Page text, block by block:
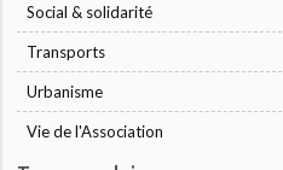
Social & solidarité
Transports
Urbanisme
Vie de l'Association